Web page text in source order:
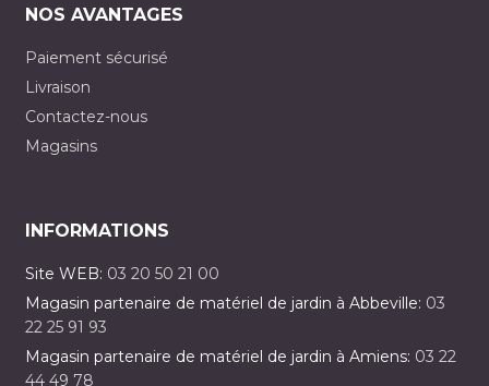
NOS AVANTAGES
Paiement sécurisé
Livraison
Contactez-nous
Magasins
INFORMATIONS
Site WEB: 03 20 50 21 00
Magasin partenaire de matériel de jardin à Abbeville: 03
22 25 91 93
Magasin partenaire de matériel de jardin à Amiens: 03 22
44 49 78